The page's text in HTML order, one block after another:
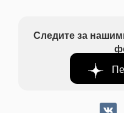
Следите за